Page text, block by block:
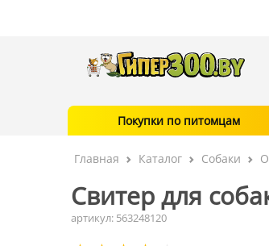
Покупки по питомцам
Главная Каталог Собаки
Свитер для
артикул: 563248120